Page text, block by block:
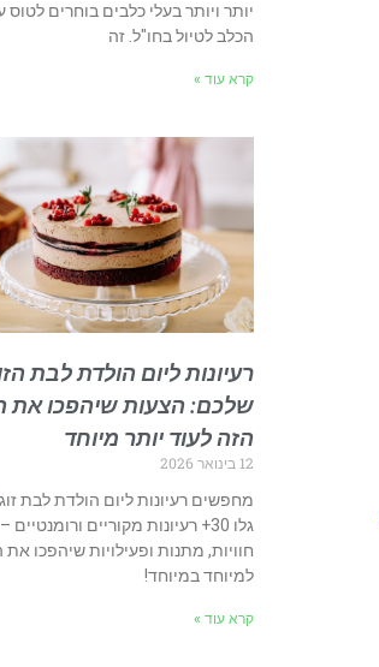
יותר ויותר בעלי כלבים בוחרים לטוס
הכלב לטיול בחו"ל. זה
קרא עוד »
רעיונות ליום הולדת לבת
שלכם: הצעות שיהפכו את
הזה לעוד יותר מיוחד
12 בינואר 2026
מחפשים רעיונות ליום הולדת לבת
גלו 30+ רעיונות מקוריים ורומנטיים –
חוויות, מתנות ופעילויות שיהפכו את
למיוחד במיוחד!
קרא עוד »